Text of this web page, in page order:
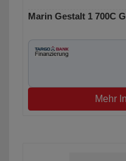
Marin Gestalt 1 700C
Mehr